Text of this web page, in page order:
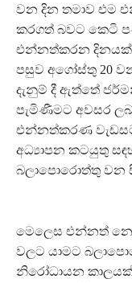
වන දින තමාව එම
කරගත් බවට කෙටි
එන්නත්කරන දිනයක්
පසුව අගෝස්තු 20
දැනුම් දී ඇත්තේ
පැමිණීමට අවසර
එන්නත්කරණ
අධ්‍යාපන කටයුතු
බලාපොරොත්තු වන
මෙලෙස එන්නත්
වලට යාමට
නිරෝධායන කාලයක්